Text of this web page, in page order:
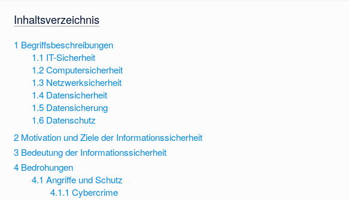
Inhaltsverzeichnis
1 Begriffsbeschreibungen
1.1 IT-Sicherheit
1.2 Computersicherheit
1.3 Netzwerksicherheit
1.4 Datensicherheit
1.5 Datensicherung
1.6 Datenschutz
2 Motivation und Ziele der Informationssicherheit
3 Bedeutung der Informationssicherheit
4 Bedrohungen
4.1 Angriffe und Schutz
4.1.1 Cybercrime